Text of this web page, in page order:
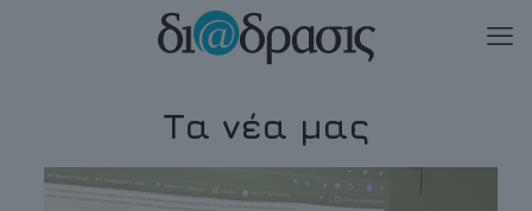
Τα νέα μας